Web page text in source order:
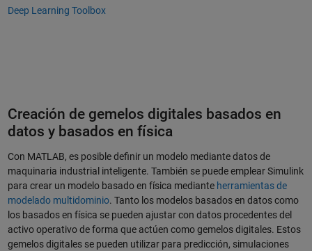
Deep Learning Toolbox
Creación de gemelos digitales basados en
datos y basados en física
Con MATLAB, es posible definir un modelo mediante datos de
maquinaria industrial inteligente. También se puede emplear Simulink
para crear un modelo basado en física mediante herramientas de
modelado multidominio. Tanto los modelos basados en datos como
los basados en física se pueden ajustar con datos procedentes del
activo operativo de forma que actúen como gemelos digitales. Estos
gemelos digitales se pueden utilizar para predicción, simulaciones